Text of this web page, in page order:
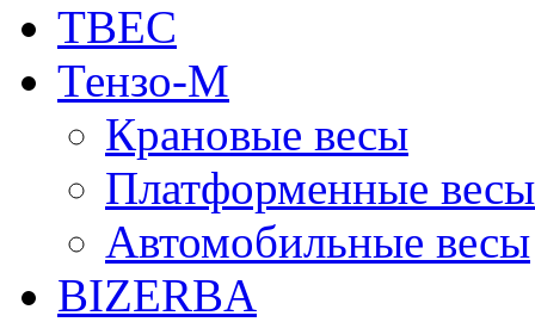
ТВЕС
Тензо-М
Крановые весы
Платформенные весы
Автомобильные весы
BIZERBA